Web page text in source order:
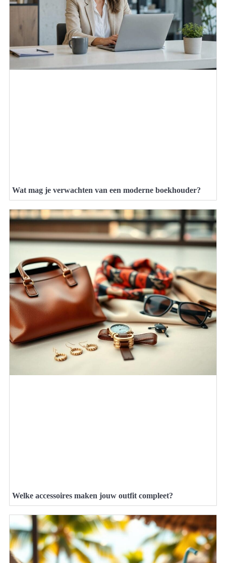
Wat mag je verwachten van een moderne boekhouder?
Welke accessoires maken jouw outfit compleet?